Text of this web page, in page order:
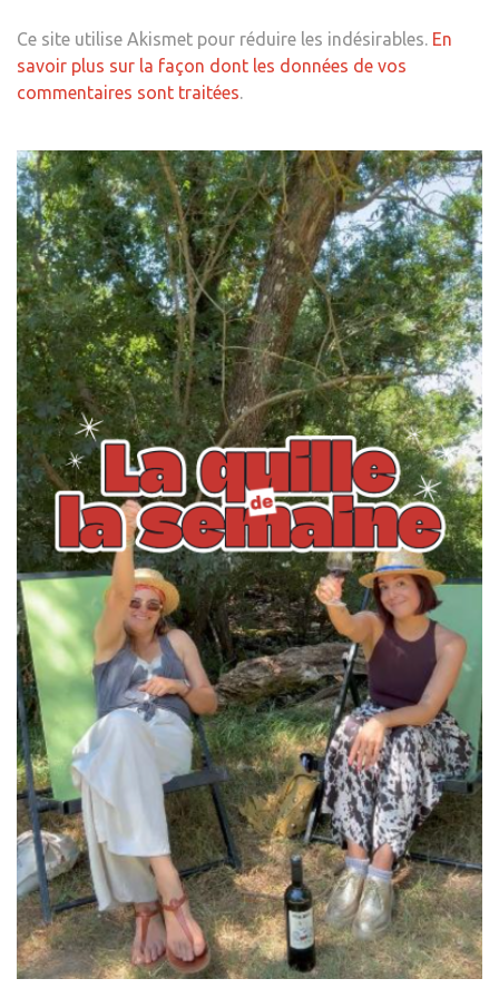
Ce site utilise Akismet pour réduire les indésirables. En
savoir plus sur la façon dont les données de vos
commentaires sont traitées.